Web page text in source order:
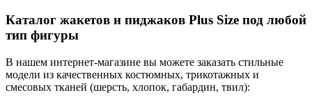
Каталог жакетов и пиджаков Plus Size под любой
тип фигуры
В нашем интернет-магазине вы можете заказать стильные
модели из качественных костюмных, трикотажных и
смесовых тканей (шерсть, хлопок, габардин, твил):